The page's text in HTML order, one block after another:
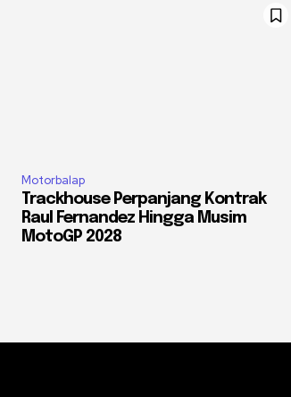
Motorbalap
Trackhouse Perpanjang Kontrak
Raul Fernandez Hingga Musim
MotoGP 2028